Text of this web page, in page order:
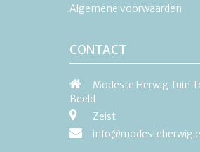
Algemene voorwaarden
CONTACT
Modeste Herwig Tuin
Beeld
Zeist